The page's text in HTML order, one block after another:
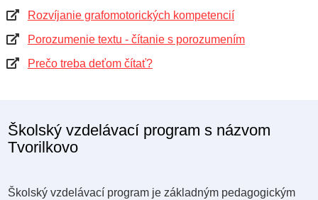
Rozvíjanie grafomotorických kompetencií
Porozumenie textu - čítanie s porozumením
Prečo treba deťom čítať?
Školský vzdelávací program s názvom
Tvorilkovo
Školský vzdelávací program je základným pedagogickým